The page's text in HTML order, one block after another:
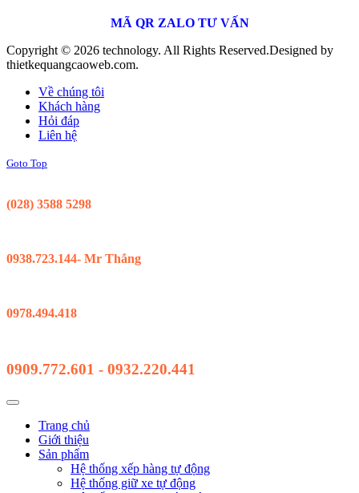
MÃ QR ZALO TƯ VẤN
Copyright © 2026 technology. All Rights Reserved.Designed by
thietkequangcaoweb.com.
Về chúng tôi
Khách hàng
Hỏi đáp
Liên hệ
Goto Top
(028) 3588 5298
0938.723.144- Mr Thắng
0978.494.418
0909.772.601 - 0932.220.441
Trang chủ
Giới thiệu
Sản phẩm
Hệ thống xếp hàng tự động
Hệ thống giữ xe tự động